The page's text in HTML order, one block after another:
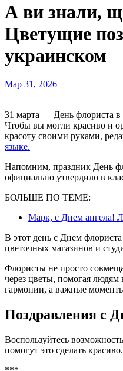
А ви знали,
Цветущие
украинском
Мар 31, 2026
31 марта — День флориста
Чтобы вы могли красиво и
красоту своими руками,
языке.
Напомним, праздник День
официально утвердило в
БОЛЬШЕ ПО ТЕМЕ:
Марк, с Днем ангела!
В этот день с Днем
цветочных магазинов и
Флористы не просто
через цветы, помогая
гармонии, а важные
Поздравления с
Воспользуйтесь
помогут это сделать красиво.